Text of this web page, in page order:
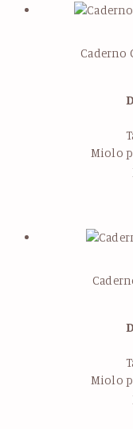
Caderno
Miolo
Miolo